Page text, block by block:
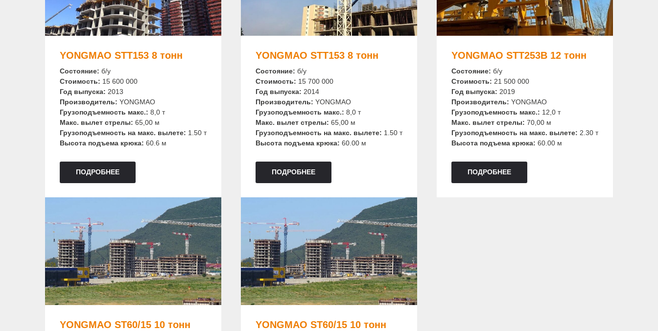
YONGMAO STT153 8 тонн
Состояние: б/у
Стоимость: 15 600 000
Год выпуска: 2013
Производитель: YONGMAO
Грузоподъемность макс.: 8,0 т
Макс. вылет стрелы: 65,00 м
Грузоподъемность на макс. вылете: 1.50 т
Высота подъема крюка: 60.6 м
ПОДРОБНЕЕ
YONGMAO STT153 8 тонн
Состояние: б/у
Стоимость: 15 700 000
Год выпуска: 2014
Производитель: YONGMAO
Грузоподъемность макс.: 8,0 т
Макс. вылет стрелы: 65,00 м
Грузоподъемность на макс. вылете: 1.50 т
Высота подъема крюка: 60.00 м
ПОДРОБНЕЕ
YONGMAO STT253B 12 тонн
Состояние: б/у
Стоимость: 21 500 000
Год выпуска: 2019
Производитель: YONGMAO
Грузоподъемность макс.: 12,0 т
Макс. вылет стрелы: 70,00 м
Грузоподъемность на макс. вылете: 2.30 т
Высота подъема крюка: 60.00 м
ПОДРОБНЕЕ
YONGMAO ST60/15 10 тонн YONGMAO ST60/15 10 тонн